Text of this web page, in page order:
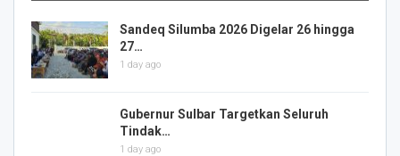
Sandeq Silumba 2026 Digelar 26 hingga
27…
1 day ago
Gubernur Sulbar Targetkan Seluruh
Tindak…
1 day ago